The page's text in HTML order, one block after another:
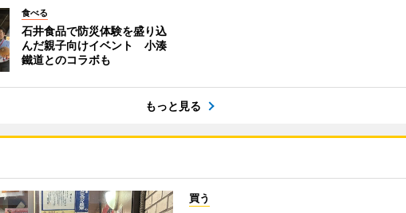
食べる
石井食品で防災体験を盛り込
んだ親子向けイベント 小湊
鐵道とのコラボも
もっと見る
買う